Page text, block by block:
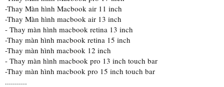
-Thay Màn hình Macbook air 11 inch
-Thay Màn hình macbook air 13 inch
- Thay màn hình macbook retina 13 inch
-Thay màn hình macbook retina 15 inch
-Thay màn hình macbook 12 inch
- Thay màn hình macbook pro 13 inch touch bar
-Thay màn hình macbook pro 15 inch touch bar
...........